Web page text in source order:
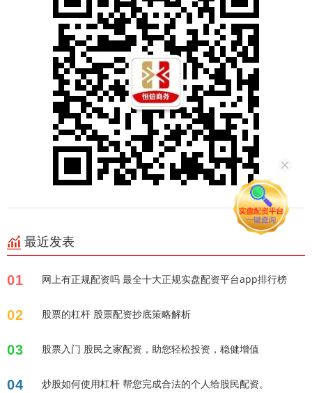
最近发表
01 网上有正规配资吗 最全十大正规实盘配资平台app排行榜
02 股票的杠杆 股票配资抄底策略解析
03 股票入门 股民之家配资，助您轻松投资，稳健增值
04 炒股如何使用杠杆 帮您完成合法的个人给股民配资。